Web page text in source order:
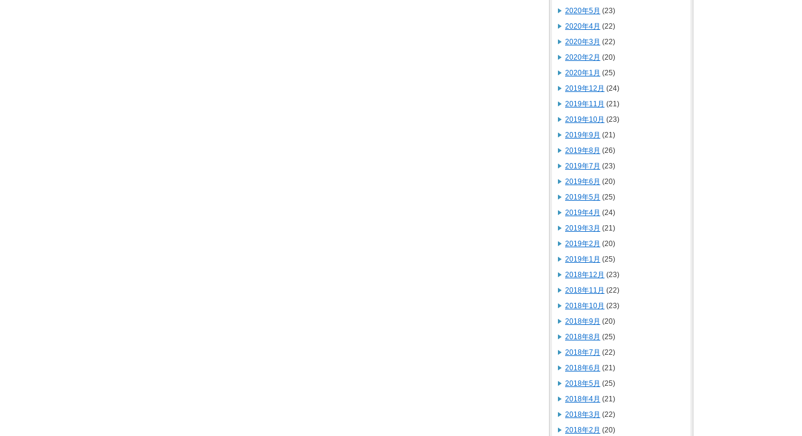
2020年5月 (23)
2020年4月 (22)
2020年3月 (22)
2020年2月 (20)
2020年1月 (25)
2019年12月 (24)
2019年11月 (21)
2019年10月 (23)
2019年9月 (21)
2019年8月 (26)
2019年7月 (23)
2019年6月 (20)
2019年5月 (25)
2019年4月 (24)
2019年3月 (21)
2019年2月 (20)
2019年1月 (25)
2018年12月 (23)
2018年11月 (22)
2018年10月 (23)
2018年9月 (20)
2018年8月 (25)
2018年7月 (22)
2018年6月 (21)
2018年5月 (25)
2018年4月 (21)
2018年3月 (22)
2018年2月 (20)